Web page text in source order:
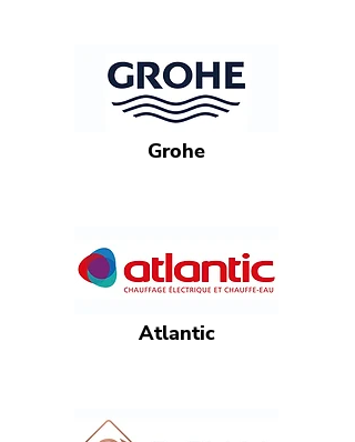
Grohe
Atlantic